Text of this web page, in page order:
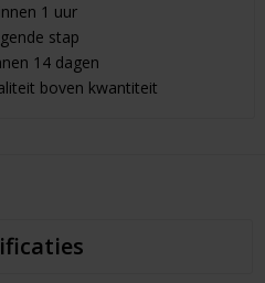
1 uur
stap
14 dagen
boven kwantiteit